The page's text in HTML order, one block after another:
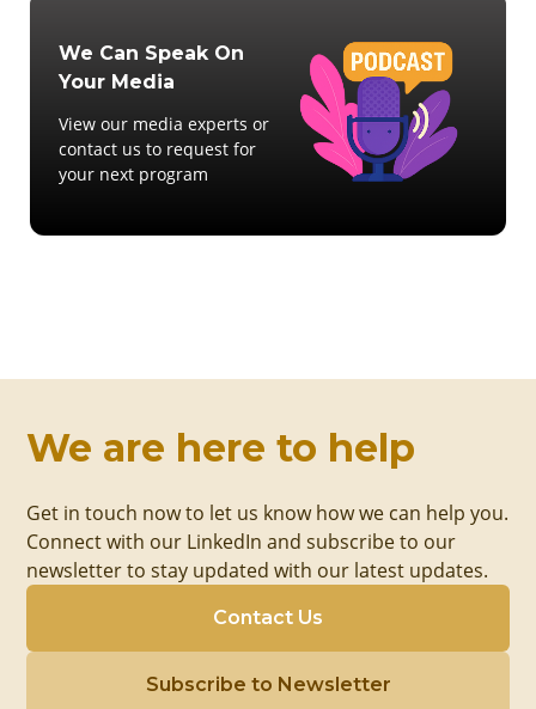
We Can Speak On
Your Media
View our media experts or
contact us to request for
your next program
We are here to help
Get in touch now to let us know how we can help you.
Connect with our LinkedIn and subscribe to our
newsletter to stay updated with our latest updates.
Contact Us
Subscribe to Newsletter